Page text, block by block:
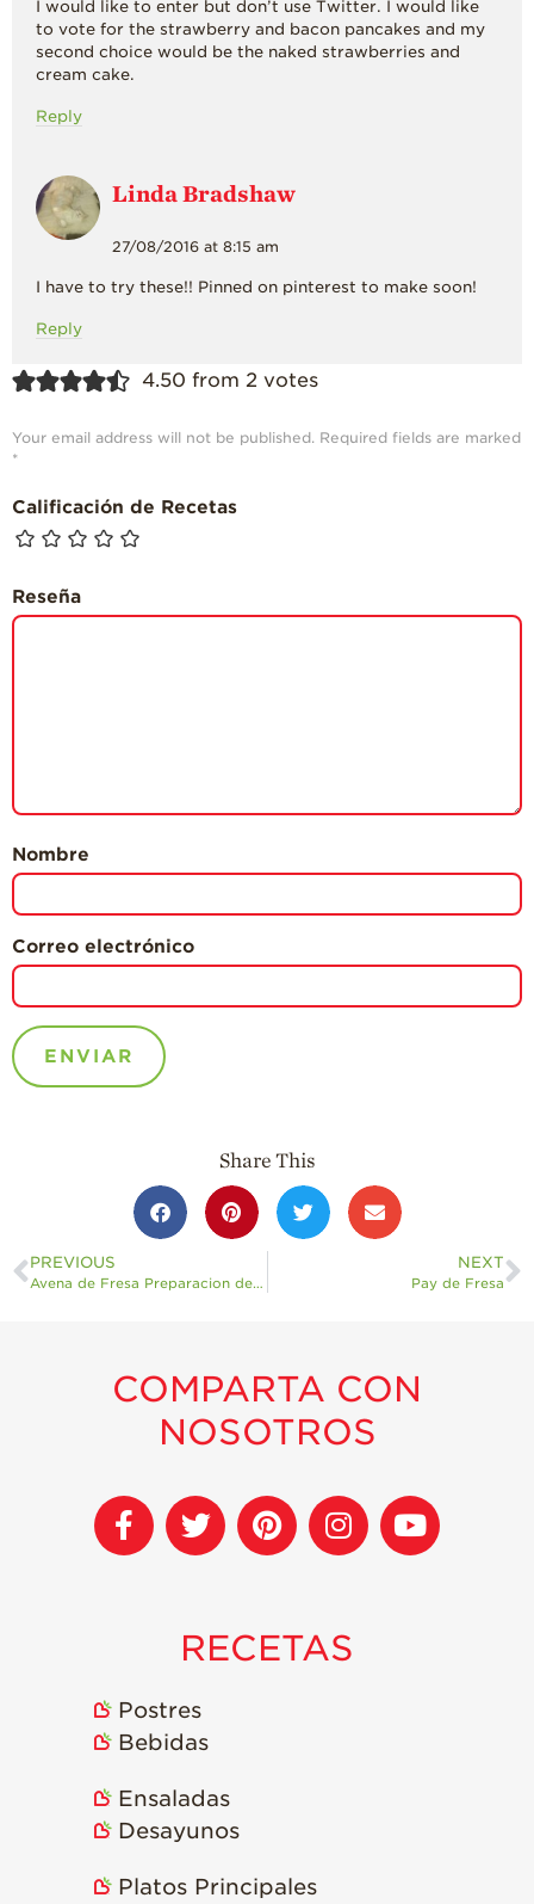
I would like to enter but don’t use Twitter. I would like
to vote for the strawberry and bacon pancakes and my
second choice would be the naked strawberries and
cream cake.
Reply
Linda Bradshaw
27/08/2016 at 8:15 am
I have to try these!! Pinned on pinterest to make soon!
Reply
4.50 from 2 votes
Your email address will not be published. Required fields are marked
*
Calificación de Recetas
Reseña
Nombre
Correo electrónico
Share This
PREVIOUS
Avena de Fresa Preparacion de Noche
NEXT
Pay de Fresa
COMPARTA CON
NOSOTROS
RECETAS
Postres
Bebidas
Ensaladas
Desayunos
Platos Principales